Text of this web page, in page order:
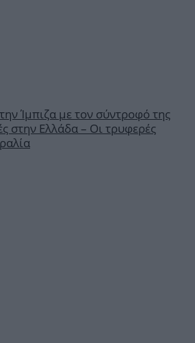
Ίμπιζα με τον σύντροφό της
στην Ελλάδα – Οι τρυφερές